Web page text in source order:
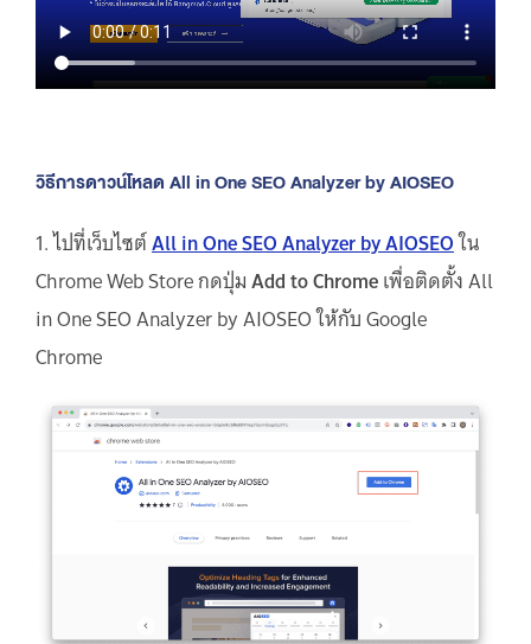
วิธีการดาวน์โหลด All in One SEO Analyzer by AIOSEO
1. ไปที่เว็บไซต์All in One SEO Analyzer by AIOSEOใน
Chrome Web Store กดปุ่มAdd to Chromeเพื่อติดตั้ง All
in One SEO Analyzer by AIOSEO ให้กับ Google
Chrome